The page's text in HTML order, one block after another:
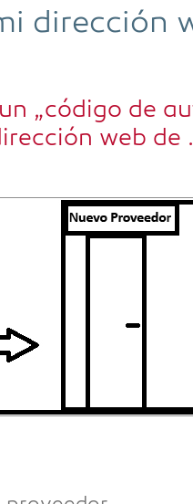
dirección
„códi­go de
web de